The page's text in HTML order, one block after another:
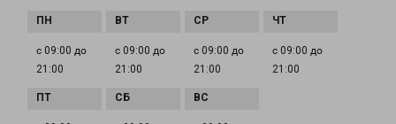
с 09:00 до
21:00
с 09:00 до
21:00
с 09:00 до
21:00
с 09:00 до
21:00